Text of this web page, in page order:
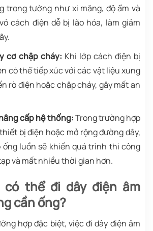
trong tường như xi măng, độ ẩm và
cách điện dễ bị lão hóa, làm giảm
cơ chập cháy: Khi lớp cách điện bị
có thể tiếp xúc với các vật liệu xung
rò điện hoặc chập cháy, gây mất an
cấp hệ thống:Trong trường hợp
bị điện hoặc mở rộng đường dây,
ống luồn sẽ khiến quá trình thi công
và mất nhiều thời gian hơn.
có thể đi dây điện âm
cần ống?
hợp đặc biệt, việc đi dây điện âm